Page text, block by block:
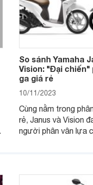
So sánh Yamaha
Vision: "Đại chiến"
ga giá rẻ
10/11/2023
Cùng nằm trong
rẻ, Janus và Vision
người phân vân lựa